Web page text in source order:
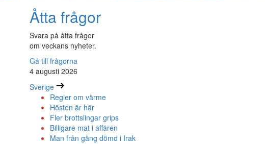
Åtta frågor
Svara på åtta frågor
om veckans nyheter.
Gå till frågorna
4 augusti 2026
Sverige
Regler om värme
Hösten är här
Fler brottslingar grips
Billigare mat i affären
Man från gäng dömd i Irak